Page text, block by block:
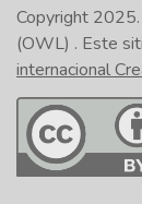
Copyright 2025.
(OWL) . Este
internacional